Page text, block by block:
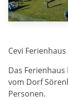
Cevi
Das
vom Dorf
Personen.